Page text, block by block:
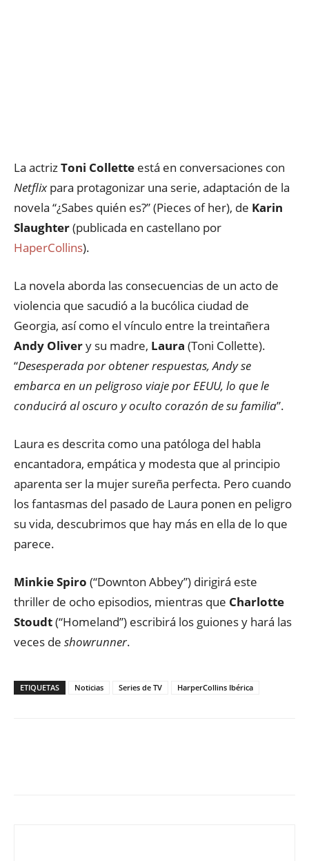
La actrizToni Collette está en conversaciones con
Netflixpara protagonizar una serie, adaptación de la
novela “¿Sabes quién es?” (Pieces of her), de Karin
Slaughter(publicada en castellano por
HaperCollins).
La novela aborda las consecuencias de un acto de
violencia que sacudió a la bucólica ciudad de
Georgia, así como el vínculo entre la treintañera
Andy Olivery su madre, Laura (Toni Collette).
“Desesperada por obtener respuestas, Andy se
embarca en un peligroso viaje por EEUU, lo que le
conducirá al oscuro y oculto corazón de su familia”.
Laura es descrita como una patóloga del habla
encantadora, empática y modesta que al principio
aparenta ser la mujer sureña perfecta. Pero cuando
los fantasmas del pasado de Laura ponen en peligro
su vida, descubrimos que hay más en ella de lo que
parece.
Minkie Spiro (“Downton Abbey”) dirigirá este
thriller de ocho episodios, mientras que Charlotte
Stoudt(“Homeland”) escribirá los guiones y hará las
veces de showrunner.
ETIQUETAS Noticias Series de TV HarperCollins Ibérica